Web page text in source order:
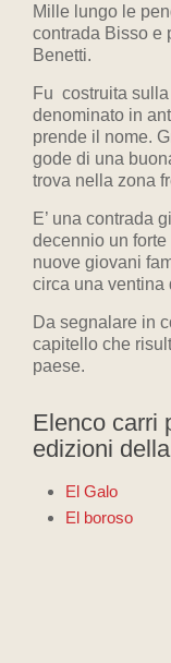
Mille lungo le
contrada Bisso e
Benetti.
Fu costruita
denominato in
prende il nome.
gode di una
trova nella zona
E’ una contrada
decennio un
nuove giovani
circa una ventina
Da segnalare in
capitello che
paese.
Elenco carri
edizioni
El Galo
El boroso